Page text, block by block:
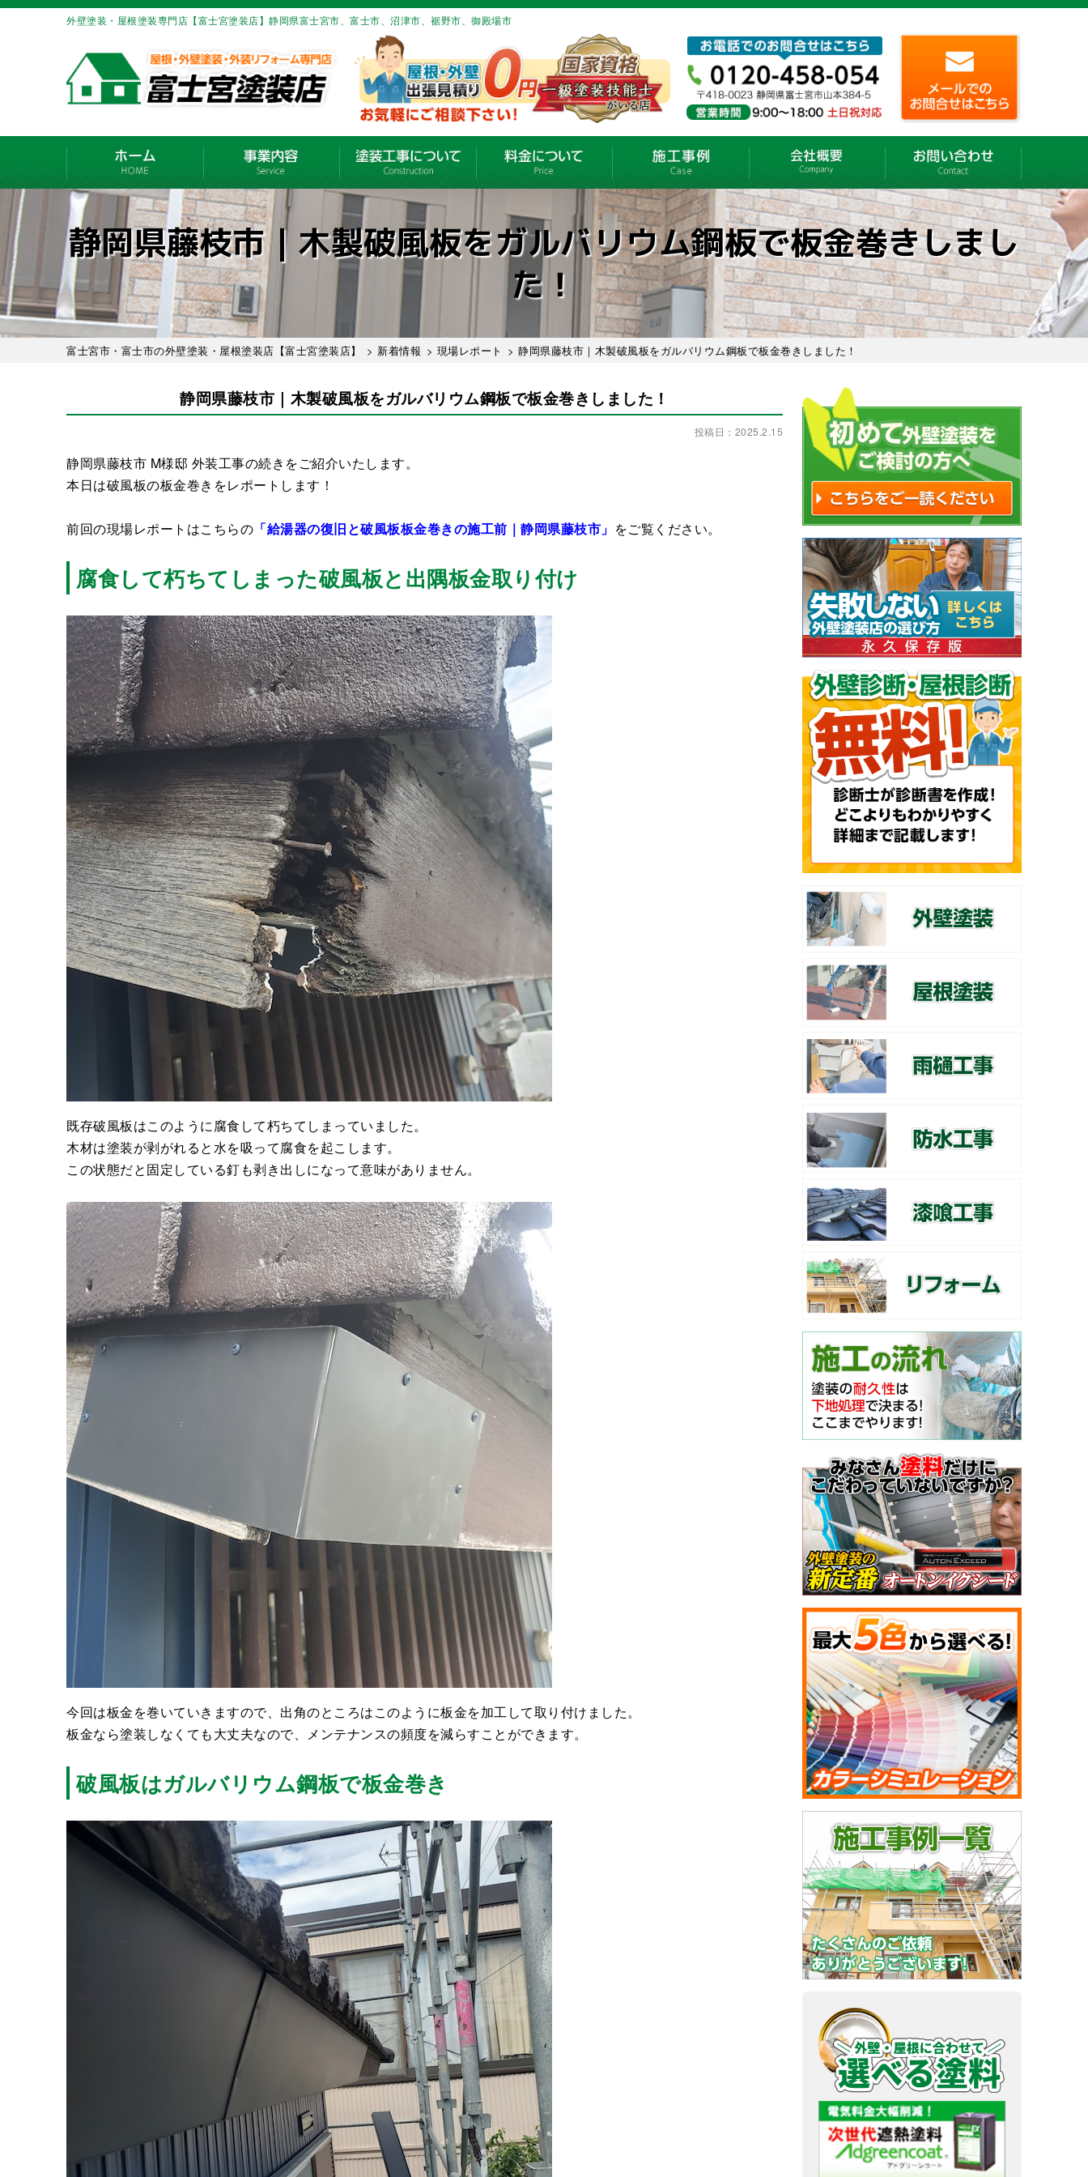
外壁塗装・屋根塗装専門店【富士宮塗装店】静岡県富士宮市、富士市、沼津市、裾野市、御殿場市
静岡県藤枝市｜木製破風板をガルバリウム鋼板で板金巻きしまし
た！
富士宮市・富士市の外壁塗装・屋根塗装店【富士宮塗装店】 > 新着情報 > 現場レポート > 静岡県藤枝市｜木製破風板をガルバリウム鋼板で板金巻きしました！
静岡県藤枝市｜木製破風板をガルバリウム鋼板で板金巻きしました！
投稿日：2025.2.15
静岡県藤枝市 M様邸 外装工事の続きをご紹介いたします。
本日は破風板の板金巻きをレポートします！
前回の現場レポートはこちらの 「給湯器の復旧と破風板板金巻きの施工前｜静岡県藤枝市」 をご覧ください。
腐食して朽ちてしまった破風板と出隅板金取り付け
既存破風板はこのように腐食して朽ちてしまっていました。
木材は塗装が剥がれると水を吸って腐食を起こします。
この状態だと固定している釘も剥き出しになって意味がありません。
今回は板金を巻いていきますので、出角のところはこのように板金を加工して取り付けました。
板金なら塗装しなくても大丈夫なので、メンテナンスの頻度を減らすことができます。
破風板はガルバリウム鋼板で板金巻き